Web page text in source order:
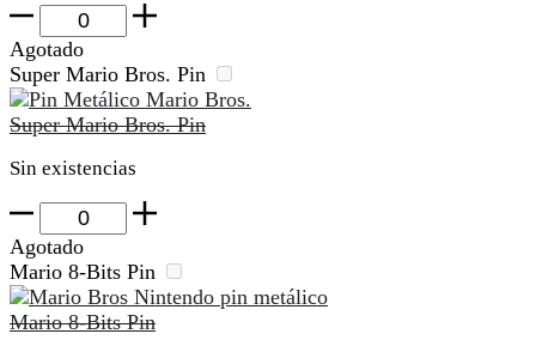
Bowser
Pin
cantidad
Agotado
Super Mario Bros. Pin
Super Mario Bros. Pin
Sin existencias
Super
Mario
Bros.
Pin
cantidad
Agotado
Mario 8-Bits Pin
Mario 8-Bits Pin